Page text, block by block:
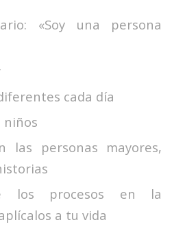
«Soy una persona
cada día
niños
las personas mayores,
los procesos en la
a tu vida